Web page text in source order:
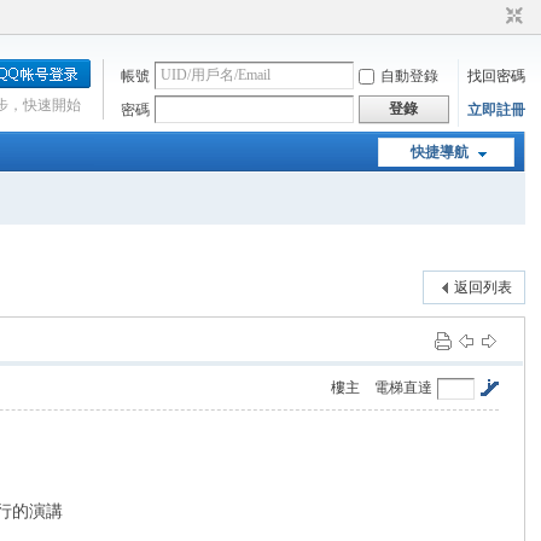
帳號 自動登錄
找回密碼
密碼
登錄 立即註冊
，快速開始
快捷導航
返回列表
電梯直達
樓主
的演講